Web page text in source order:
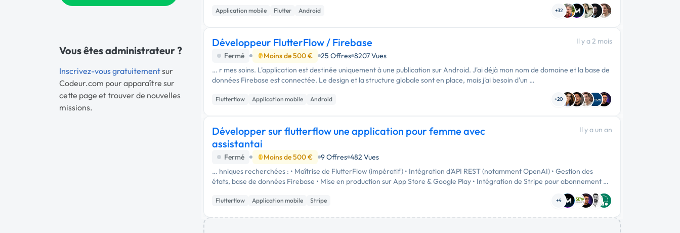
Vous êtes administrateur ?
Inscrivez-vous gratuitementsur
Codeur.com pour apparaître sur
cette page et trouver de nouvelles
missions.
Application mobile Flutter Android +32
Développeur FlutterFlow / Firebase
Il y a 2 mois
Fermé
Moins de 500 € 25 Offres 8207 Vues
… r mes soins. L'application est destinée uniquement à une publication sur Android. J'ai déjà mon nom de domaine et la base de
données Firebase est connectée. ​Le design et la structure globale sont en place, mais j'ai besoin d'un …
Flutterflow Application mobile Android +20
Développer sur flutterflow une application pour femme avec
assistantai
Il y a un an
Fermé Moins de 500 € 9 Offres 482 Vues
… hniques recherchées : • Maîtrise de FlutterFlow (impératif) • Intégration d’API REST (notamment OpenAI) • Gestion des
états, base de données Firebase • Mise en production sur App Store & Google Play • Intégration de Stripe pour abonnement …
Flutterflow Application mobile Stripe +4